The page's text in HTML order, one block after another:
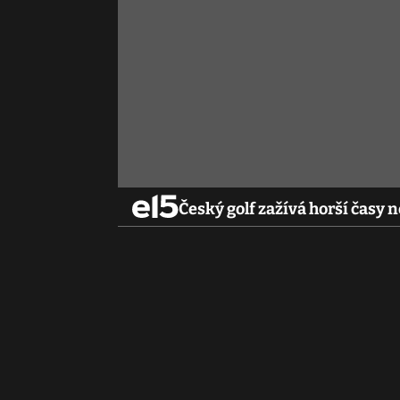
Český golf zažívá horší časy